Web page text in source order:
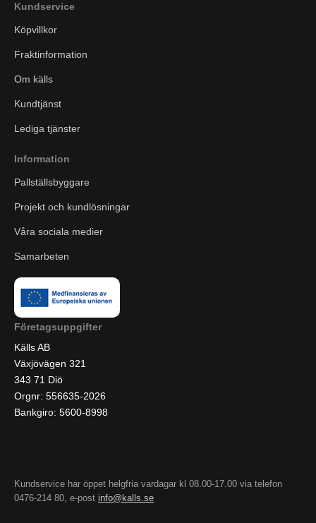
Kundservice
Köpvillkor
Fraktinformation
Om källs
Kundtjänst
Lediga tjänster
Information
Pallställsbyggare
Projekt och kundlösningar
Våra sociala medier
Samarbeten
Företagsuppgifter
Källs AB
Växjövägen 321
343 71 Diö
Orgnr: 556635-2026
Bankgiro: 5600-8998
Kundservice har öppet helgfria vardagar kl 08.00-17.00 via telefon
0476-214 80, e-post info@kalls.se